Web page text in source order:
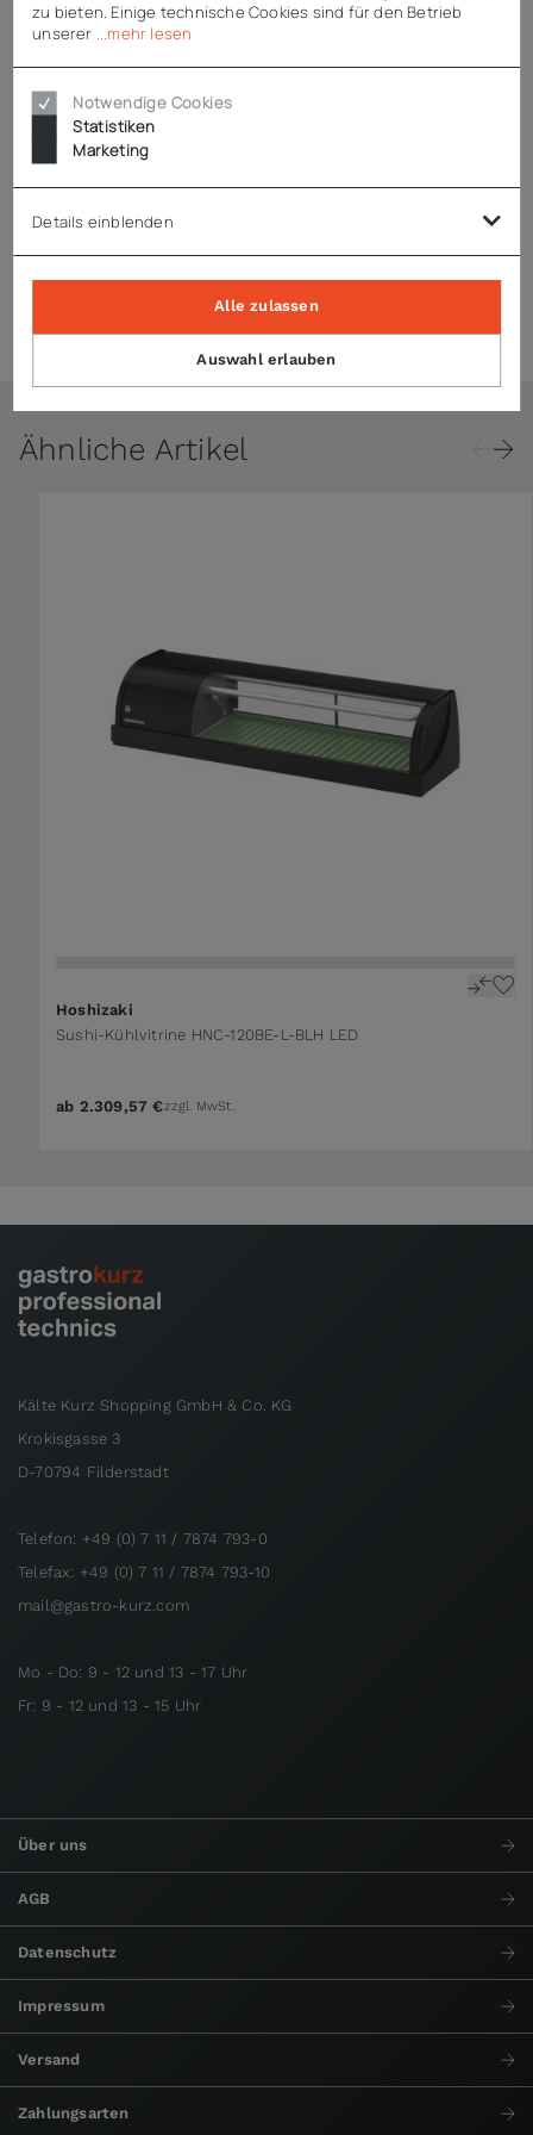
Kältemittel R600a
Technische Daten
Downloads
Ähnliche Artikel
Hoshizaki
Sushi-Kühlvitrine HNC-120BE-L-BLH LED
ab 2.309,57 €zzgl. MwSt.
Kälte Kurz Shopping GmbH & Co. KG
Krokisgasse 3
D-70794 Filderstadt
Telefon: +49 (0) 7 11 / 7874 793-0
Telefax: +49 (0) 7 11 / 7874 793-10
mail@gastro-kurz.com
Mo - Do: 9 - 12 und 13 - 17 Uhr
Fr: 9 - 12 und 13 - 15 Uhr
Über uns
AGB
Datenschutz
Impressum
Versand
Zahlungsarten
zu bieten. Einige technische Cookies sind für den Betrieb
unserer
...mehr lesen
Notwendige Cookies
Statistiken
Marketing
Details einblenden
Auswahl erlauben
Alle zulassen